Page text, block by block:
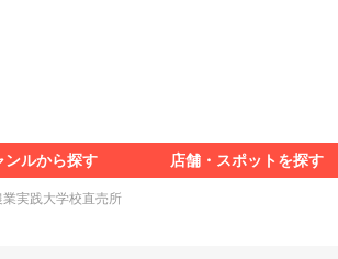
ンルから探す
べる
る
る
ぶ
集＆レポート
店舗・スポットを探す
業実践大学校直売所